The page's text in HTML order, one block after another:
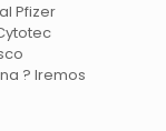
Pfizer
? Iremos